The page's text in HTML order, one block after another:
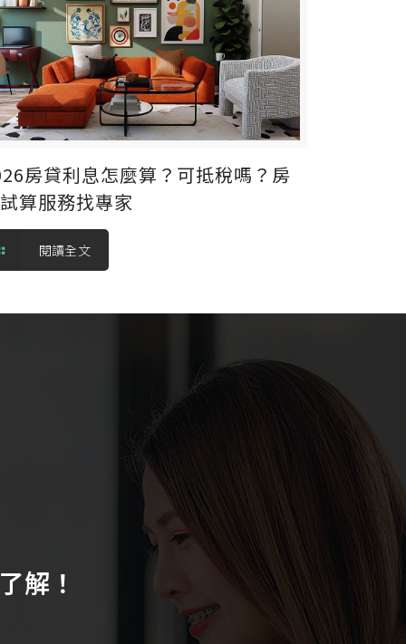
房貸利息怎麼算？可抵稅嗎？房
算服務找專家
閱讀全文
解！